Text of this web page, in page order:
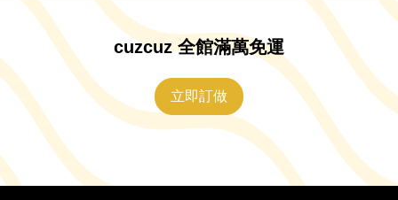
cuzcuz 全館滿萬免運
立即訂做